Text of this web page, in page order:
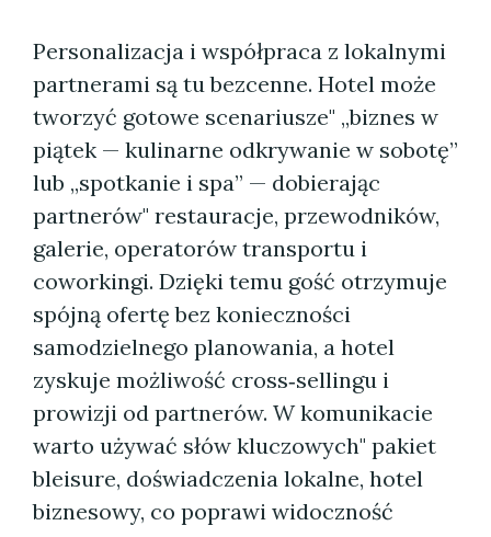
Personalizacja i współpraca z lokalnymi
partnerami są tu bezcenne. Hotel może
tworzyć gotowe scenariusze" „biznes w
piątek — kulinarne odkrywanie w sobotę”
lub „spotkanie i spa” — dobierając
partnerów" restauracje, przewodników,
galerie, operatorów transportu i
coworkingi. Dzięki temu gość otrzymuje
spójną ofertę bez konieczności
samodzielnego planowania, a hotel
zyskuje możliwość cross‑sellingu i
prowizji od partnerów. W komunikacie
warto używać słów kluczowych" pakiet
bleisure, doświadczenia lokalne, hotel
biznesowy, co poprawi widoczność